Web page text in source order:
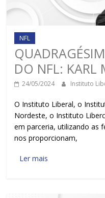
NFL
DO NFL: KARL
24/05/2024 Instituto
O Instituto Liberal, o
Nordeste, o Instituto
em parceria, utilizando as
nos proporcionam,
Ler mais